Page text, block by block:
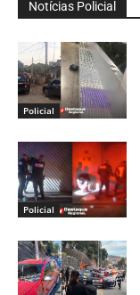
Notícias Policial
Policial
Policial